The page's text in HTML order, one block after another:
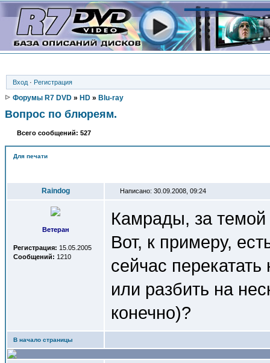
Вход · Регистрация
Форумы R7 DVD » HD » Blu-ray
Вопрос по блюреям.
Всего сообщений: 527
Для печати
Raindog Написано: 30.09.2008, 09:24
Ветеран
Регистрация: 15.05.2005
Сообщений: 1210
Камрады, за темой
Вот, к примеру,
сейчас
или разбить на
конечно)?
В начало страницы